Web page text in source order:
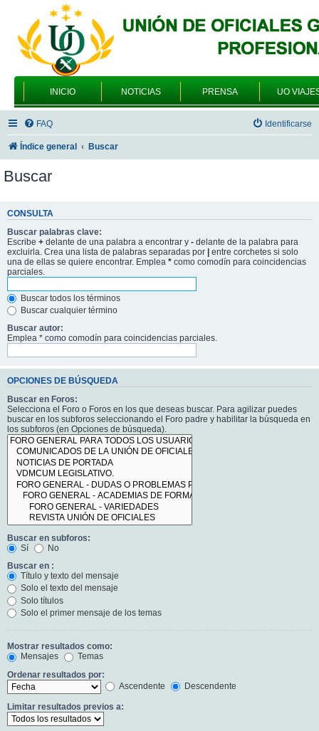
INICIO NOTICIAS PRENSA UO
FAQ Identificarse
Índice general Buscar
Buscar
CONSULTA
Buscar palabras clave:
Escribe + delante de una palabra a encontrar y - delante de la palabra para
excluirla. Crea una lista de palabras separadas por | entre corchetes si solo
una de ellas se quiere encontrar. Emplea * como comodín para coincidencias
parciales.
Buscar todos los términos
Buscar cualquier término
Buscar autor:
Emplea * como comodín para coincidencias parciales.
OPCIONES DE BÚSQUEDA
Buscar en Foros:
Selecciona el Foro o Foros en los que deseas buscar. Para agilizar puedes
buscar en los subforos seleccionando el Foro padre y habilitar la búsqueda en
los subforos (en Opciones de búsqueda).
Buscar en subforos:
Sí
No
Buscar en :
Título y texto del mensaje
Solo el texto del mensaje
Solo títulos
Solo el primer mensaje de los temas
Mostrar resultados como:
Mensajes
Temas
Ordenar resultados por:
Ascendente
Descendente
Limitar resultados previos a: